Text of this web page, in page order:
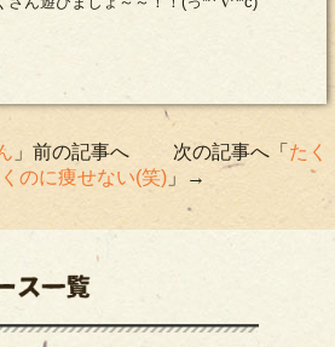
」前の記事へ 次の記事へ「 たく
のに痩せない(笑) 」→